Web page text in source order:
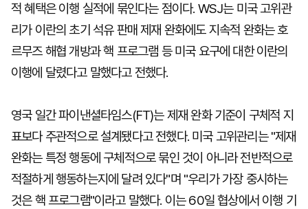
적 혜택은 이행 실적에 묶인다는 점이다. WSJ는 미국 고위관
리가 이란의 초기 석유 판매 제재 완화에도 지속적 완화는 호
르무즈 해협 개방과 핵 프로그램 등 미국 요구에 대한 이란의
이행에 달렸다고 말했다고 전했다.
영국 일간 파이낸셜타임스(FT)는 제재 완화 기준이 구체적 지
표보다 주관적으로 설계됐다고 전했다. 미국 고위관리는 "제재
완화는 특정 행동에 구체적으로 묶인 것이 아니라 전반적으로
적절하게 행동하는지에 달려 있다"며 "우리가 가장 중시하는
것은 핵 프로그램"이라고 말했다. 이는 60일 협상에서 이행 기